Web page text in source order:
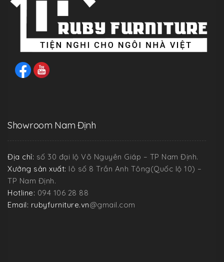
Showroom Nam Định
Địa chỉ: số 30 đại lộ Võ Nguyên Giáp – TP Nam Định.
Xưởng sản xuất: lô số 8 Trần Anh Tông(Quốc lộ 10) –
TP Nam Định.
Hotline: 094 106 28 88
Email: rubyfurniture.vn@gmail.com